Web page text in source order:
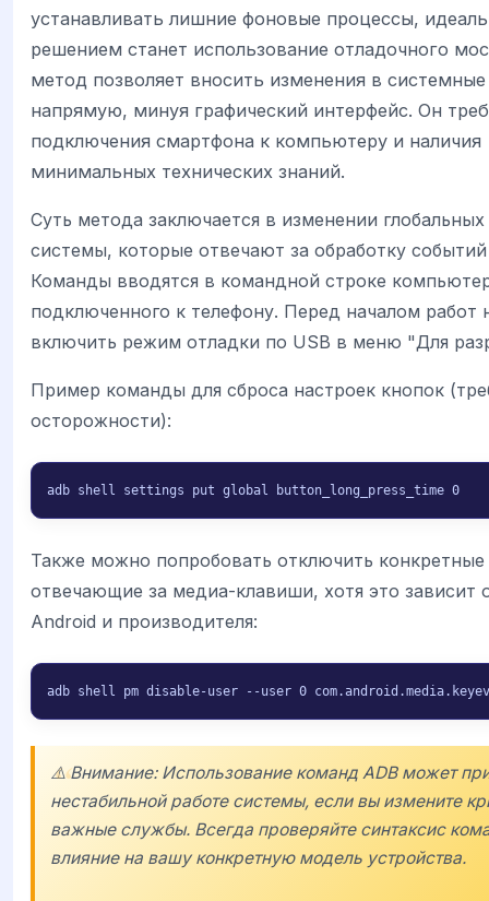
устанавливать лишние фоновые процессы,
решением станет использование отладочного
метод позволяет вносить изменения в
напрямую, минуя графический интерфейс. Он
подключения смартфона к компьютеру и наличия
минимальных технических знаний.
Суть метода заключается в изменении глобальных
системы, которые отвечают за обработку
Команды вводятся в командной строке
подключенного к телефону. Перед началом работ
включить режим отладки по USB в меню "Для
Пример команды для сброса настроек кнопок
осторожности):
adb shell settings put global button_long_press_time 0
Также можно попробовать отключить
отвечающие за медиа-клавиши, хотя это зависит
Android и производителя:
adb shell pm disable-user --user 0
⚠️ Внимание: Использование команд ADB может
нестабильной работе системы, если вы измените
важные службы. Всегда проверяйте синтаксис
влияние на вашу конкретную модель устройства.